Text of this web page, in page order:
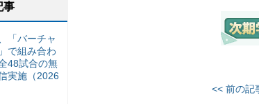
<< 前の記
事
「バーチャ
で組み合わ
48試合の無
実施（2026